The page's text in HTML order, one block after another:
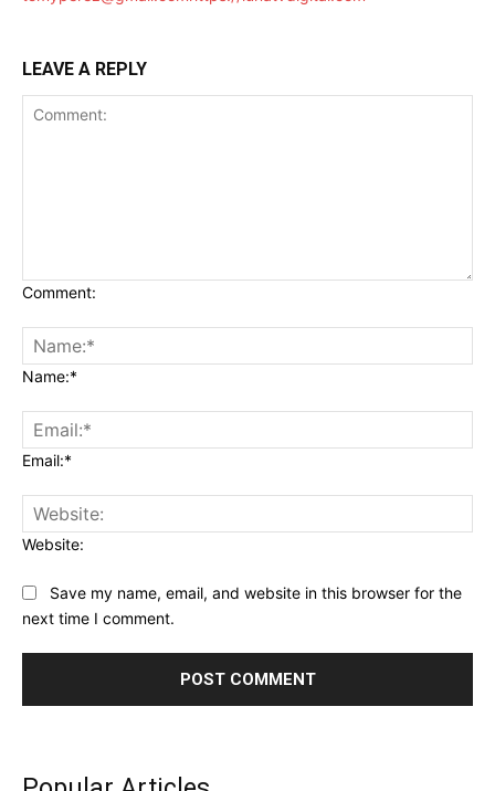
LEAVE A REPLY
Comment:
Name:*
Email:*
Website:
Save my name, email, and website in this browser for the
next time I comment.